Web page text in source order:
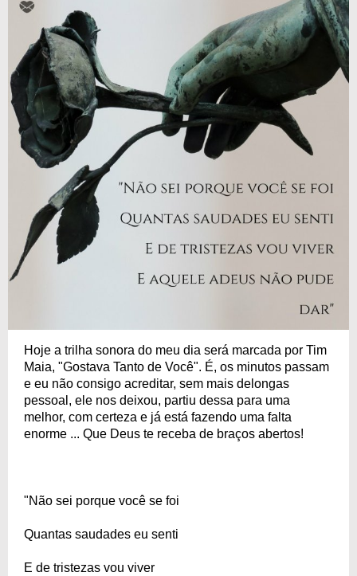
Hoje a trilha sonora do meu dia será marcada por Tim
Maia, "Gostava Tanto de Você". É, os minutos passam
e eu não consigo acreditar, sem mais delongas
pessoal, ele nos deixou, partiu dessa para uma
melhor, com certeza e já está fazendo uma falta
enorme ... Que Deus te receba de braços abertos!
"Não sei porque você se foi
Quantas saudades eu senti
E de tristezas vou viver